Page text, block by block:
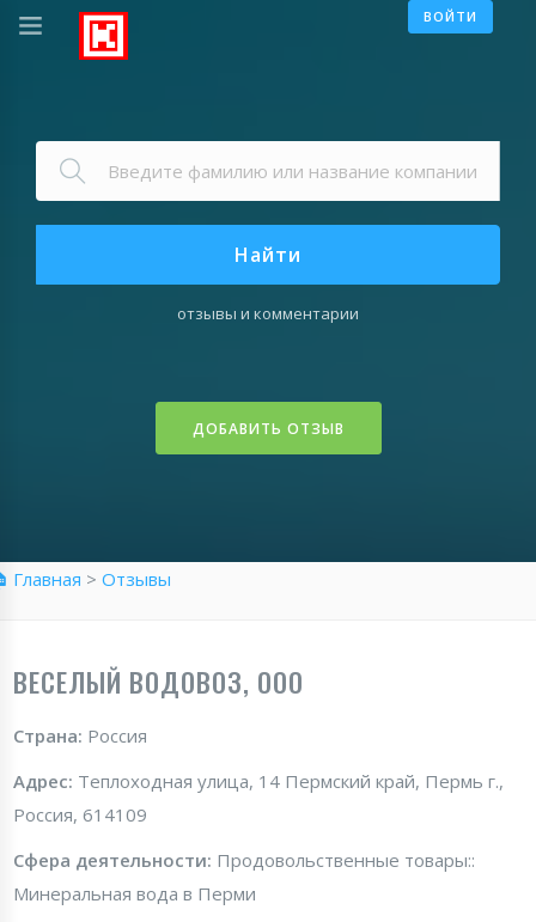
ВОЙТИ
Найти
отзывы и комментарии
ДОБАВИТЬ ОТЗЫВ
Главная > Отзывы
ВЕСЕЛЫЙ ВОДОВОЗ, ООО
Страна: Россия
Адрес: Теплоходная улица, 14 Пермский край, Пермь г.,
Россия, 614109
Сфера деятельности: Продовольственные товары::
Минеральная вода в Перми